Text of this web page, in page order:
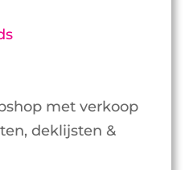
met verkoop
deklijsten &